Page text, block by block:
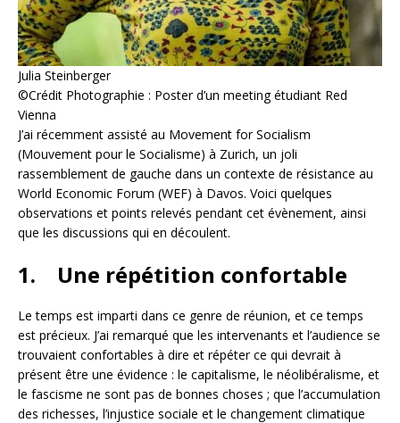
Julia Steinberger
©Crédit Photographie : Poster d’un meeting étudiant Red
Vienna
J’ai récemment assisté au Movement for Socialism
(Mouvement pour le Socialisme) à Zurich, un joli
rassemblement de gauche dans un contexte de résistance au
World Economic Forum (WEF) à Davos. Voici quelques
observations et points relevés pendant cet évènement, ainsi
que les discussions qui en découlent.
1. Une répétition confortable
Le temps est imparti dans ce genre de réunion, et ce temps
est précieux. J’ai remarqué que les intervenants et l’audience se
trouvaient confortables à dire et répéter ce qui devrait à
présent être une évidence : le capitalisme, le néolibéralisme, et
le fascisme ne sont pas de bonnes choses ; que l’accumulation
des richesses, l’injustice sociale et le changement climatique